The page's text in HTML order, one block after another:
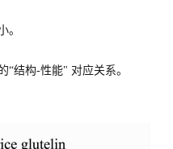
。
结构-性能" 对应关系。